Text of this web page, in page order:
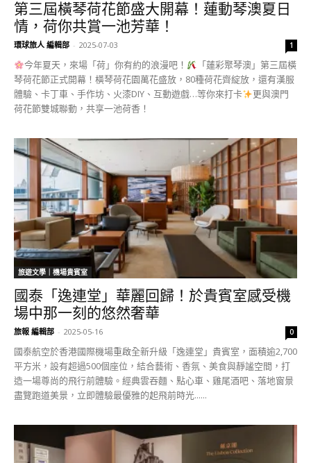
第三屆橫琴荷花節盛大開幕！蓮動琴澳夏日
情，荷你共賞一池芳華！
環球旅人 編輯部 - 2025-07-03 1
今年夏天，來場「荷」你有約的浪漫吧！
「蓮彩聚琴澳」第三屆橫
琴荷花節正式開幕！橫琴荷花園萬花盛放，80種荷花齊綻放，還有漢服
體驗、卡丁車、手作坊、火漆DIY、互動遊戲…等你來打卡
更與澳門
荷花節雙城聯動，共享一池荷香！
旅遊文學｜機場貴賓室
國泰「逸連堂」華麗回歸！於貴賓室感受機
場中那一刻的悠然奢華
旅報 編輯部 - 2025-05-16 0
國泰航空於香港國際機場重啟全新升級「逸連堂」貴賓室，面積逾2,700
平方米，設有超過500個座位，結合藝術、香氛、美食與靜謐空間，打
造一場尊尚的飛行前體驗。經典雲吞麵、點心車、雞尾酒吧、落地窗景
盡覽跑道美景，立即體驗最優雅的起飛前時光......